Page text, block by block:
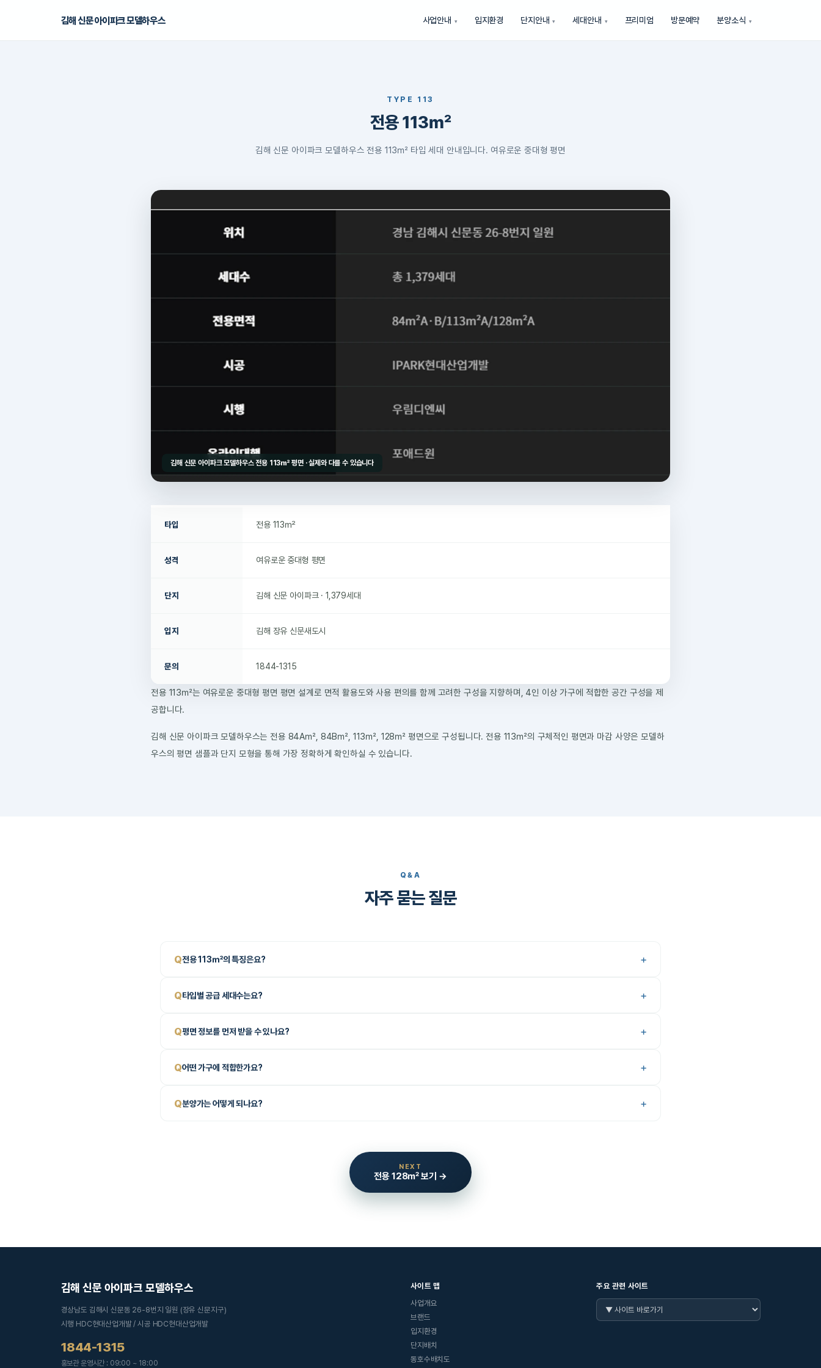
김해 신문 아이파크 모델하우스 사업안내 입지환경 단지안내 세대안내 프리미엄 방문예약 분양소식
TYPE 113
전용 113㎡
김해 신문 아이파크 모델하우스 전용 113㎡ 타입 세대 안내입니다. 여유로운 중대형 평면
김해 신문 아이파크 모델하우스 전용 113㎡ 평면 · 실제와 다를 수 있습니다
타입 전용 113㎡
성격 여유로운 중대형 평면
단지 김해 신문 아이파크 · 1,379세대
입지 김해 장유 신문새도시
문의 1844-1315
전용 113㎡는 여유로운 중대형 평면 평면 설계로 면적 활용도와 사용 편의를 함께 고려한 구성을 지향하며, 4인 이상 가구에 적합한 공간 구성을 제
공합니다.
김해 신문 아이파크 모델하우스는 전용 84A㎡, 84B㎡, 113㎡, 128㎡ 평면으로 구성됩니다. 전용 113㎡의 구체적인 평면과 마감 사양은 모델하
우스의 평면 샘플과 단지 모형을 통해 가장 정확하게 확인하실 수 있습니다.
Q&A
자주 묻는 질문
Q전용 113㎡의 특징은요? +
Q타입별 공급 세대수는요? +
Q평면 정보를 먼저 받을 수 있나요? +
Q어떤 가구에 적합한가요? +
Q분양가는 어떻게 되나요? +
NEXT
전용 128㎡ 보기 →
김해 신문 아이파크 모델하우스
경상남도 김해시 신문동 26-8번지 일원 (장유 신문지구)
시행 HDC현대산업개발 / 시공 HDC현대산업개발
1844-1315
홍보관 운영시간 : 09:00 ~ 18:00
사이트 맵
사업개요
브랜드
입지환경
단지배치
동호수배치도
주요 관련 사이트